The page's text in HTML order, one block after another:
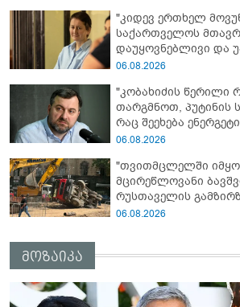
"კიდევ ერთხელ
საქართველოს
დაუყოვნებლივი და
06.08.2026
"კობახიძის წერილი რუსულად რომ
თარგმნოთ, პუტინის
რაც შეეხება
პრობლემას,
არამედ აღვადგინო
გია ჯაფარიძე
06.08.2026
"თვითმცლელში
მცირეწლოვანი
რუსთაველის
გადაბრუნება:
06.08.2026
მოზაიკა